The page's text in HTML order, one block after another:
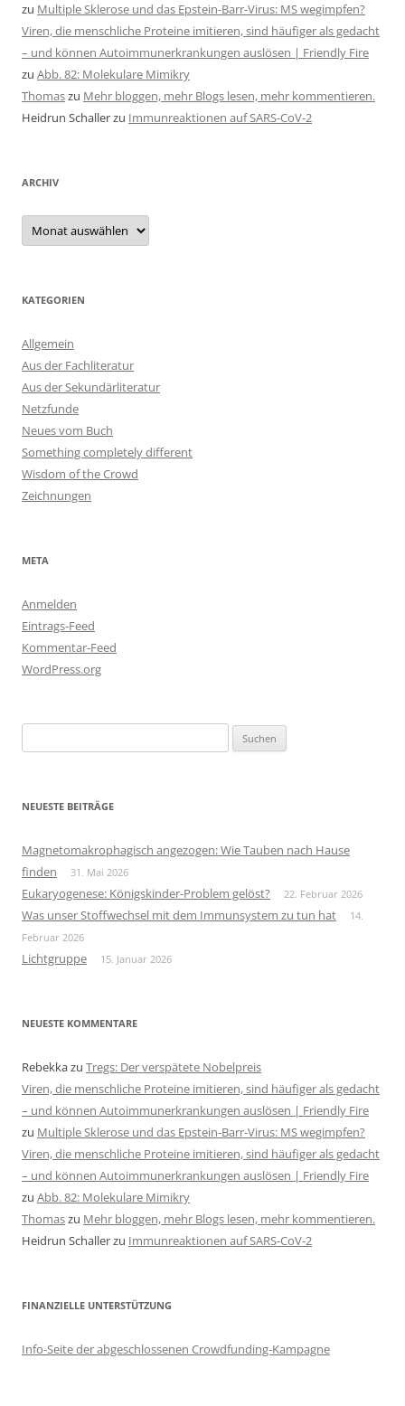
zu Multiple Sklerose und das Epstein-Barr-Virus: MS wegimpfen?
Viren, die menschliche Proteine imitieren, sind häufiger als gedacht
– und können Autoimmunerkrankungen auslösen | Friendly Fire
zu Abb. 82: Molekulare Mimikry
Thomaszu Mehr bloggen, mehr Blogs lesen, mehr kommentieren.
Heidrun Schallerzu Immunreaktionen auf SARS-CoV-2
ARCHIV
Archiv
KATEGORIEN
Allgemein
Aus der Fachliteratur
Aus der Sekundärliteratur
Netzfunde
Neues vom Buch
Something completely different
Wisdom of the Crowd
Zeichnungen
META
Anmelden
Eintrags-Feed
Kommentar-Feed
WordPress.org
nach:
NEUESTE BEITRÄGE
Magnetomakrophagisch angezogen: Wie Tauben nach Hause
finden
31. Mai 2026
Eukaryogenese: Königskinder-Problem gelöst? 22. Februar 2026
Was unser Stoffwechsel mit dem Immunsystem zu tun hat
14.
Februar 2026
Lichtgruppe 15. Januar 2026
NEUESTE KOMMENTARE
Rebekkazu Tregs: Der verspätete Nobelpreis
Viren, die menschliche Proteine imitieren, sind häufiger als gedacht
– und können Autoimmunerkrankungen auslösen | Friendly Fire
zu Multiple Sklerose und das Epstein-Barr-Virus: MS wegimpfen?
Viren, die menschliche Proteine imitieren, sind häufiger als gedacht
– und können Autoimmunerkrankungen auslösen | Friendly Fire
zu Abb. 82: Molekulare Mimikry
Thomaszu Mehr bloggen, mehr Blogs lesen, mehr kommentieren.
Heidrun Schallerzu Immunreaktionen auf SARS-CoV-2
FINANZIELLE UNTERSTÜTZUNG
Info-Seite der abgeschlossenen Crowdfunding-Kampagne